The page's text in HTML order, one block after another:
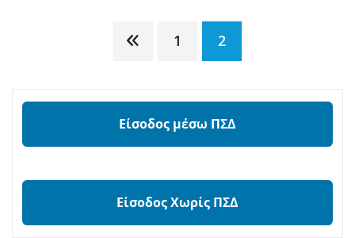
Σελιδοποίηση
άρθρων
1 2
Είσοδος μέσω ΠΣΔ
Είσοδος Χωρίς ΠΣΔ